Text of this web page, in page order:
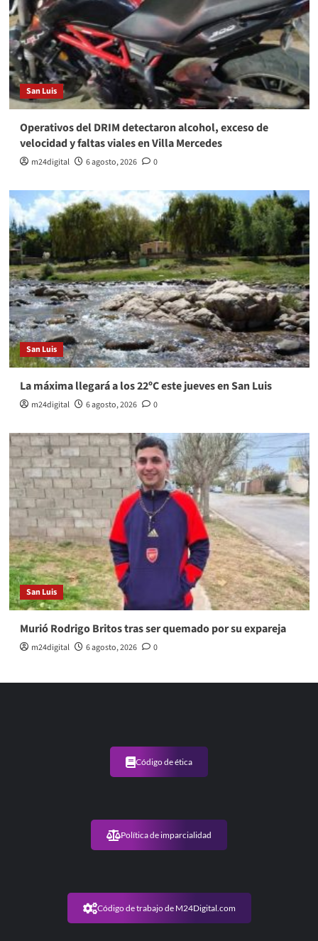
San Luis
Operativos del DRIM detectaron alcohol, exceso de
velocidad y faltas viales en Villa Mercedes
m24digital 6 agosto, 2026 0
San Luis
La máxima llegará a los 22ºC este jueves en San Luis
m24digital 6 agosto, 2026 0
San Luis
Murió Rodrigo Britos tras ser quemado por su expareja
m24digital 6 agosto, 2026 0
Código de ética
Política de imparcialidad
Código de trabajo de M24Digital.com